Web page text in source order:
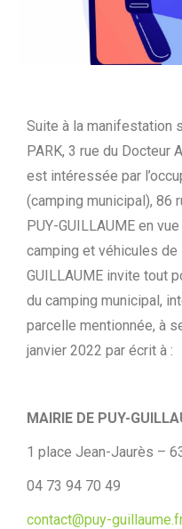
Suite à la manifestation
PARK, 3 rue du Docteur
est intéressée par
(camping municipal), 86
PUY-GUILLAUME en
camping et véhicules
GUILLAUME invite tout
du camping municipal,
parcelle mentionnée, à
janvier 2022 par écrit à :
MAIRIE DE PUY-
1 place Jean-Jaurès –
04 73 94 70 49
contact@puy-